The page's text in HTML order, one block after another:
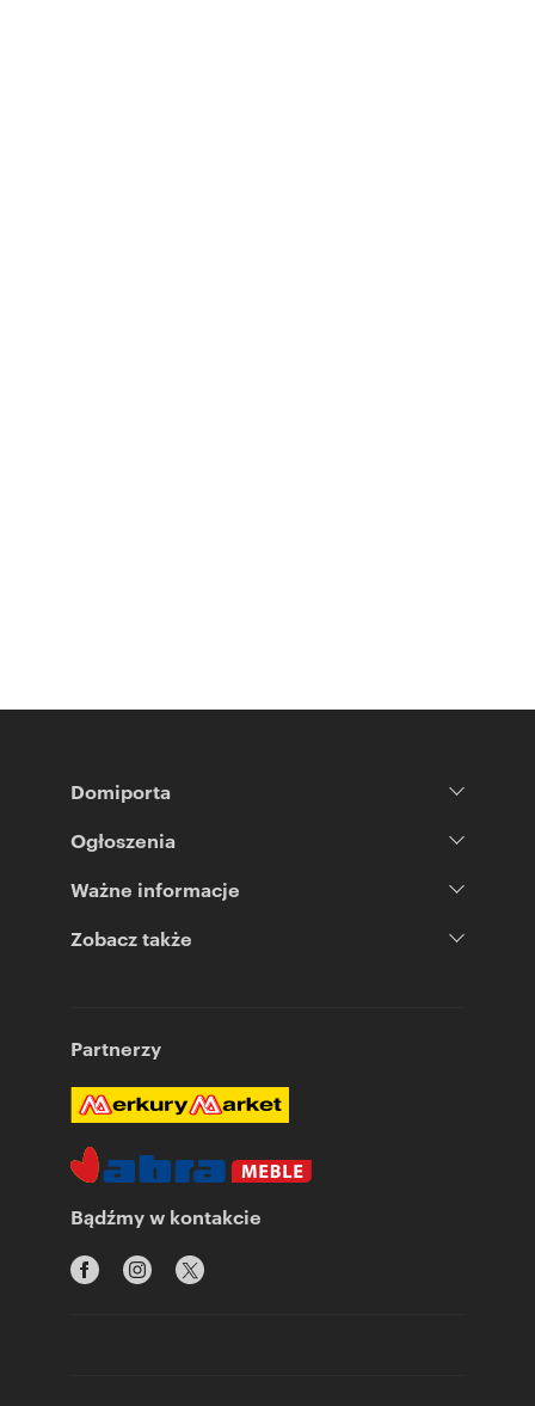
Domiporta
Ogłoszenia
Ważne informacje
Zobacz także
Partnerzy
Bądźmy w kontakcie